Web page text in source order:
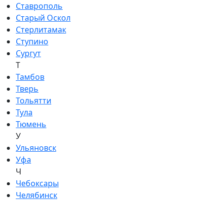
Ставрополь
Старый Оскол
Стерлитамак
Ступино
Сургут
Т
Тамбов
Тверь
Тольятти
Тула
Тюмень
У
Ульяновск
Уфа
Ч
Чебоксары
Челябинск